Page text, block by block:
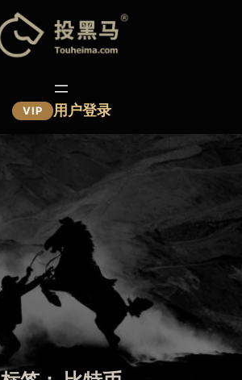
VIP 用户登录